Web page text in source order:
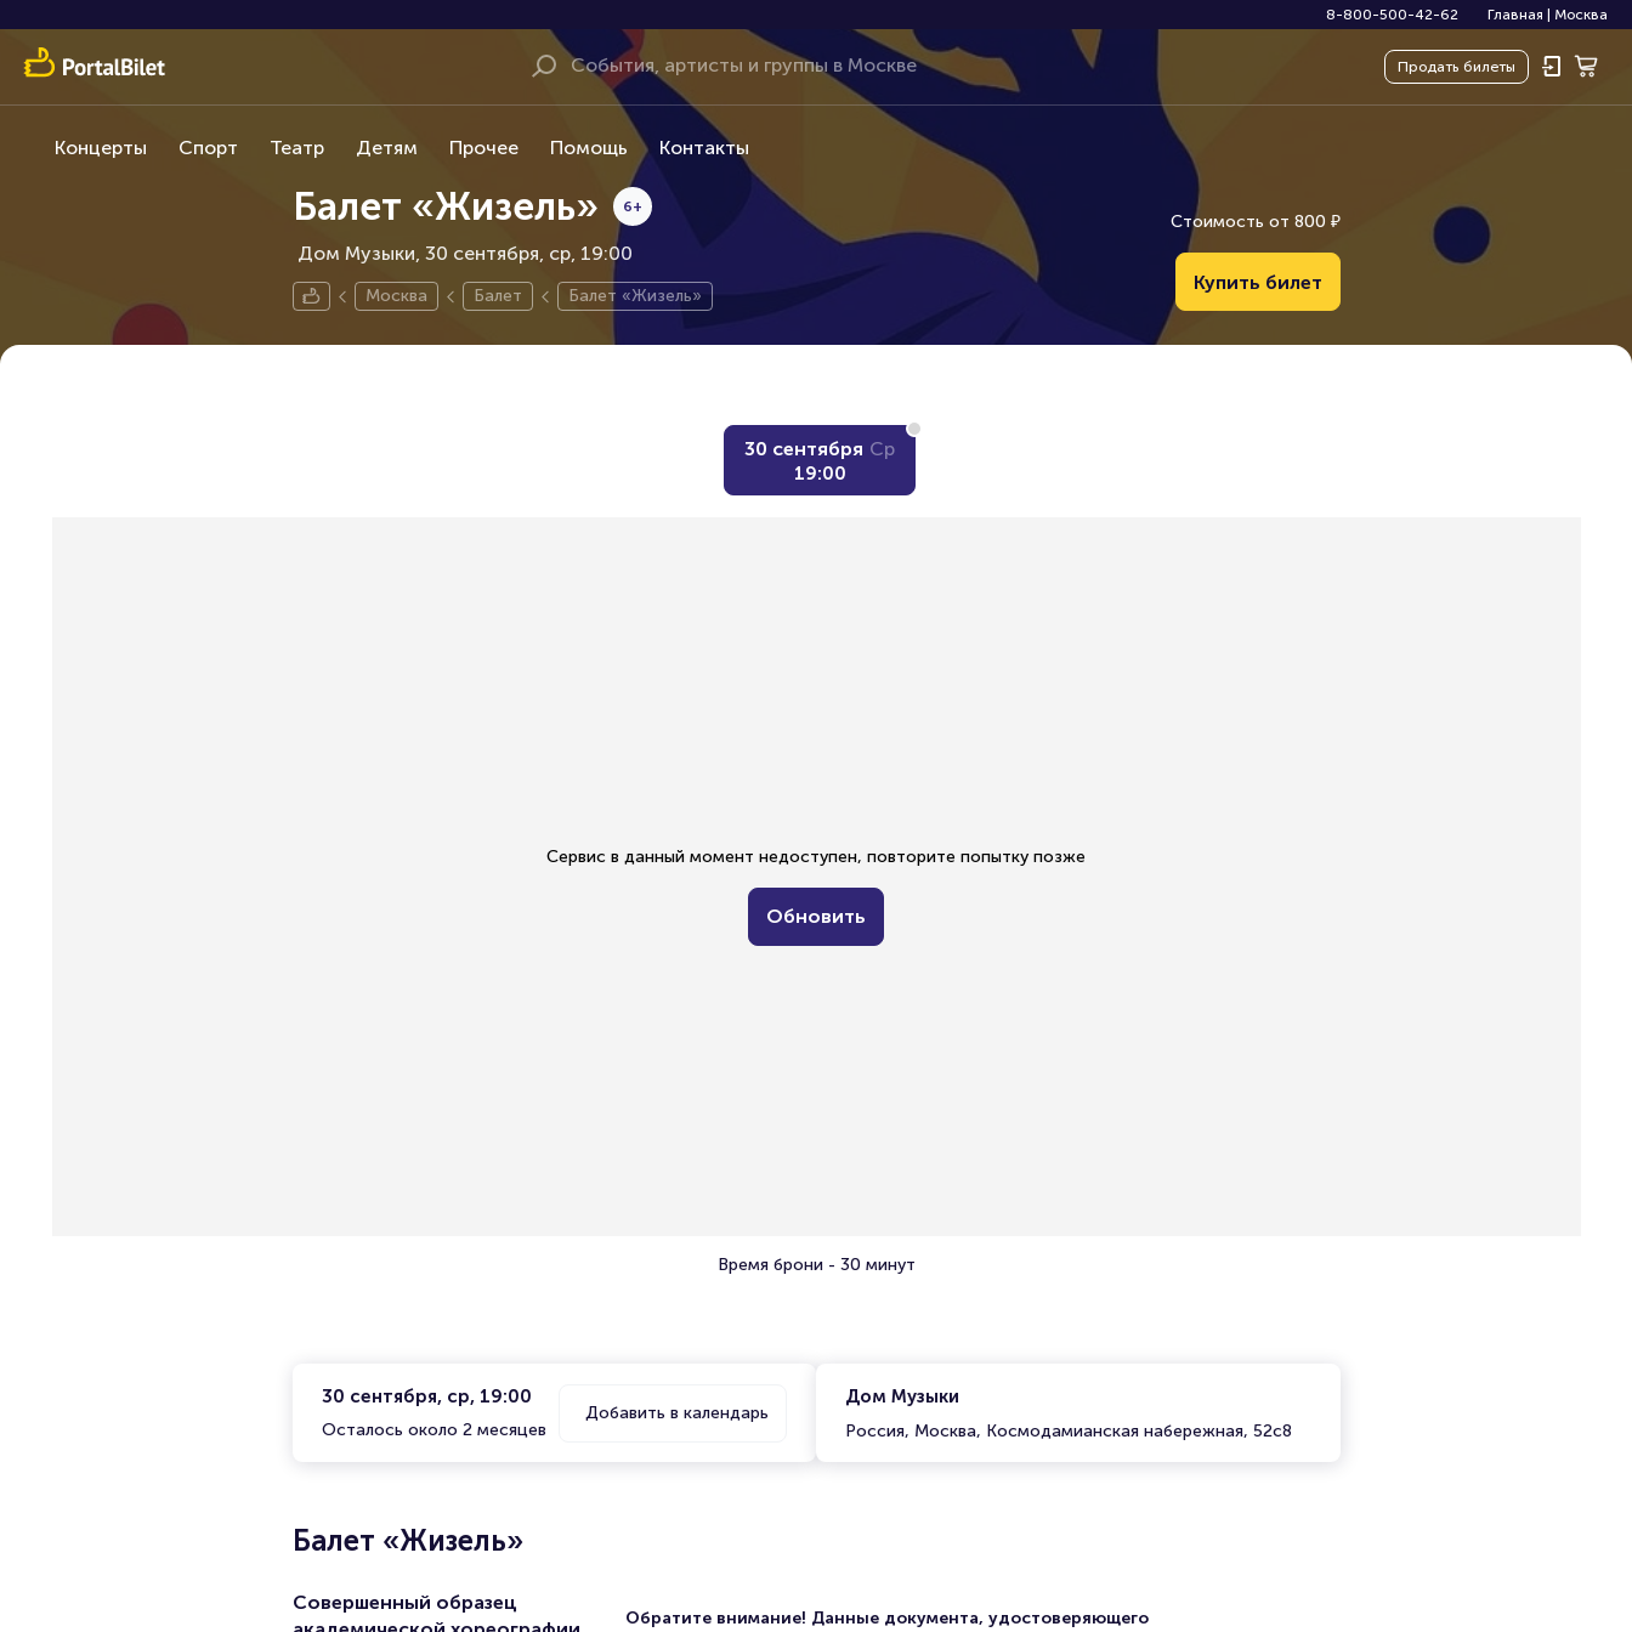
8-800-500-42-62 Главная Москва
Продать билеты
Концерты Спорт Театр Детям Прочее Помощь Контакты
Балет «Жизель»
Дом Музыки, 30 сентября
6+
ср, 19:00
Москва Балет Балет «Жизель»
Стоимость от 800 ₽
Купить билет
30 сентября Ср
19:00
Сервис в данный момент недоступен, повторите попытку позже
Обновить
Время брони - 30 минут
30 сентября, ср, 19:00
Осталось около 2 месяцев
Добавить в календарь
Дом Музыки
Россия, Москва, Космодамианская набережная, 52с8
Балет «Жизель»
Совершенный образец
Обратите внимание! Данные документа, удостоверяющего